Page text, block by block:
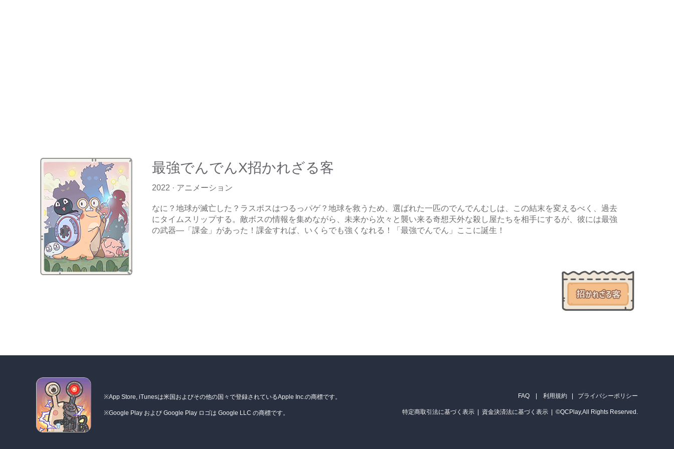
最強でんでんX招かれざる客
2022 · アニメーション
なに？地球が滅亡した？ラスボスはつるっパゲ？地球を救うため、選ばれた一匹のでんでんむしは、この結末を変えるべく、過去
にタイムスリップする。敵ボスの情報を集めながら、未来から次々と襲い来る奇想天外な殺し屋たちを相手にするが、彼には最強
の武器―「課金」があった！課金すれば、いくらでも強くなれる！「最強でんでん」ここに誕生！
※App Store, iTunesは米国およびその他の国々で登録されているApple Inc.の商標です。
※Google Play および Google Play ロゴは Google LLC の商標です。
FAQ 利用規約 プライバシーポリシー
特定商取引法に基づく表示 資金決済法に基づく表示 ©QCPlay,All Rights Reserved.